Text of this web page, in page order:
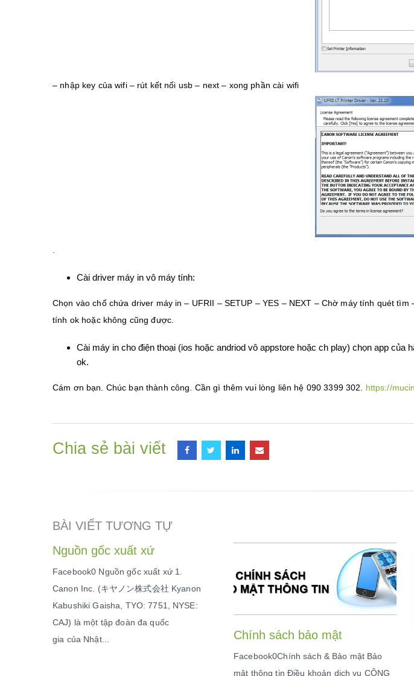
– nhập key của wifi – rút kết nối usb – next – xong phần cài wifi
Cài driver máy in vô máy tính:
Chọn vào chổ chứa driver máy in – UFRII – SETUP – YES – NEXT – Chờ máy tính quét
tính ok hoặc không cũng được.
Cài máy in cho điện thoại (ios hoặc andriod vô appstore hoặc ch play) chọn app
ok.
Cám ơn bạn. Chúc bạn thành công. Cần gì thêm vui lòng liên hệ 090 3399 302. https://
Chia sẻ bài viết
BÀI VIẾT TƯƠNG TỰ
Nguồn gốc xuất xứ
Facebook0 Nguồn gốc xuất xứ 1.
Canon Inc. (キヤノン株式会社 Kyanon
Kabushiki Gaisha, TYO: 7751, NYSE:
CAJ) là một tập đoàn đa quốc
gia của Nhật...
Chính sách bảo mật
Facebook0Chính sách & Bảo mật Bảo
mật thông tin Điều khoản dịch vụ CÔNG